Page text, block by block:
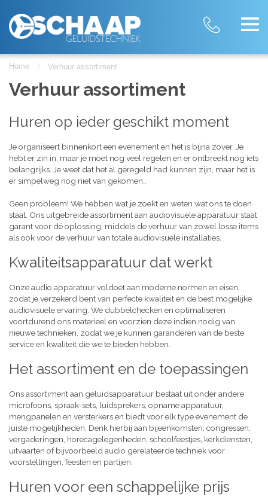
Home Verhuur assortiment
Verhuur assortiment
Huren op ieder geschikt moment
Je organiseert binnenkort een evenement en het is bijna zover. Je
hebt er zin in, maar je moet nog veel regelen en er ontbreekt nog iets
belangrijks. Je weet dat het al geregeld had kunnen zijn, maar het is
er simpelweg nog niet van gekomen..
Geen probleem! We hebben wat je zoekt en weten wat ons te doen
staat. Ons uitgebreide assortiment aan audiovisuele apparatuur staat
garant voor dé oplossing, middels de verhuur van zowel losse items
als ook voor de verhuur van totale audiovisuele installaties.
Kwaliteitsapparatuur dat werkt
Onze audio apparatuur voldoet aan moderne normen en eisen,
zodat je verzekerd bent van perfecte kwaliteit en de best mogelijke
audiovisuele ervaring. We dubbelchecken en optimaliseren
voortdurend ons materieel en voorzien deze indien nodig van
nieuwe technieken, zodat we je kunnen garanderen van de beste
service en kwaliteit die we te bieden hebben.
Het assortiment en de toepassingen
Ons assortiment aan geluidsapparatuur bestaat uit onder andere
microfoons, spraak-sets, luidsprekers, opname apparatuur,
mengpanelen en versterkers en biedt voor elk type evenement de
juiste mogelijkheden. Denk hierbij aan bijeenkomsten, congressen,
vergaderingen, horecagelegenheden, schoolfeestjes, kerkdiensten,
uitvaarten of bijvoorbeeld audio gerelateerde techniek voor
voorstellingen, feesten en partijen.
Huren voor een schappelijke prijs